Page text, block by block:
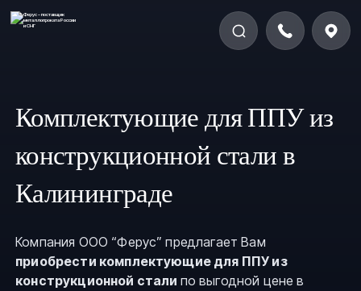
Комплектующие для ППУ из
конструкционной стали в
Калининграде
Компания ООО “Ферус” предлагает Вам
приобрести комплектующие для ППУ из
конструкционной стали по выгодной цене в